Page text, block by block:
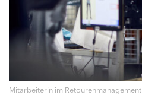
Mitarbeiterin im Retourenmanagement